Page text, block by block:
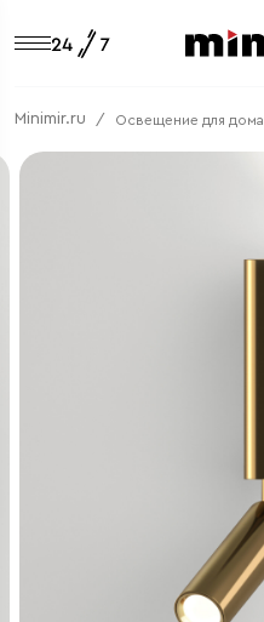
Minimir.ru Освещение для дома